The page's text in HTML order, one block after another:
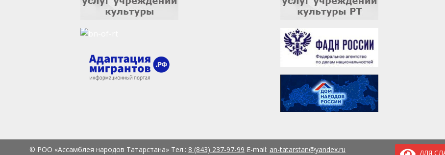
ДЛЯ
© РОО «Ассамблея народов Татарстана» Тел.: 8 (843) 237-97-99 E-mail: an-tatarstan@yandex.ru